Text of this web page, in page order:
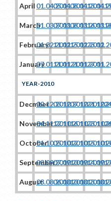
April 01.04.201105.04.201108.04.2011
March01.03.201107.03.201108.03.2011
February01.02.201111.02.201115.02.2011
January07.01.201111.01.201121.01.2011
YEAR-2010
Decmber02.12.201003.12.201007.12.2010
November04.11.201012.11.201016.11.2010
October01.10.201005.10.201012.10.2010
September
03.09.201007.09.201010.09.2010
August03.08.201006.08.201010.08.2010